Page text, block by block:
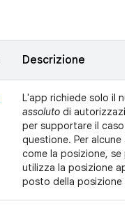
Descrizione
L'app richiede solo il
assoluto di
per supportare il caso
questione. Per alcune
come la posizione, se
utilizza la posizione
posto della posizione